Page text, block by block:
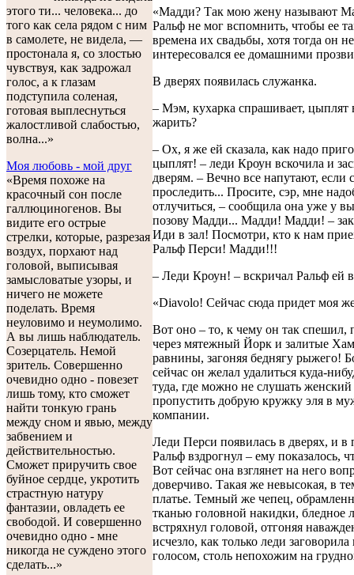
этого ти... человека... до
того как села рядом с ним
в самолете, не видела, —
простонала я, со злостью
чувствуя, как задрожал
голос, а к глазам
подступила соленая,
готовая выплеснуться
жалостливой слабостью,
волна...»
Моя любовь - мой друг
«Время похоже на
красочный сон после
галлюциногенов. Вы
видите его острые
стрелки, которые, разрезая
воздух, порхают над
головой, выписывая
замысловатые узоры, и
ничего не можете
поделать. Время
неуловимо и неумолимо.
А вы лишь наблюдатель.
Созерцатель. Немой
зритель. Совершенно
очевидно одно - повезет
лишь тому, кто сможет
найти тонкую грань
между сном и явью, между
забвением и
действительностью.
Сможет приручить свое
буйное сердце, укротить
страстную натуру
фантазии, овладеть ее
свободой. И совершенно
очевидно одно - мне
никогда не суждено этого
сделать...»
«Мадди? Так мою жену называют
Ральф не мог вспомнить, чтобы ее
времена их свадьбы, хотя тогда он
интересовался ее домашними
В дверях появилась служанка.
– Мэм, кухарка спрашивает, цыплят
жарить?
– Ох, я же ей сказала, как надо
цыплят! – леди Кроун вскочила и
дверям. – Вечно все напутают, если
проследить... Просите, сэр, мне
отлучиться, – сообщила она уже у
позову Мадди... Мадди! Мадди! –
Иди в зал! Посмотри, кто к нам
Ральф Перси! Мадди!!!
– Леди Кроун! – вскричал Ральф ей
«Diavolo! Сейчас сюда придет моя
Вот оно – то, к чему он так спешил,
через мятежный Йорк и залитые
равнины, загоняя беднягу рыжего!
сейчас он желал удалиться куда-
туда, где можно не слушать женский
пропустить добрую кружку эля в
компании.
Леди Перси появилась в дверях, и
Ральф вздрогнул – ему показалось,
Вот сейчас она взглянет на него
доверчиво. Такая же невысокая, в
платье. Темный же чепец,
тканью головной накидки, бледное
встряхнул головой, отгоняя
исчезло, как только леди
голосом, столь непохожим на